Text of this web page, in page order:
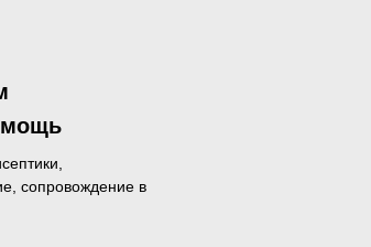
сопровождение в